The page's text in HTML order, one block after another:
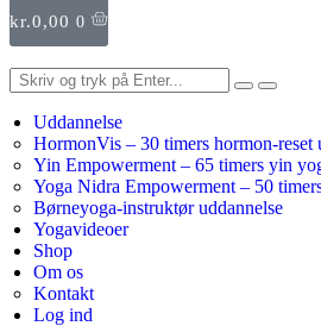
kr.0,00 0
Uddannelse
HormonVis – 30 timers hormon-reset
Yin Empowerment – 65 timers yin
Yoga Nidra Empowerment – 50
Børneyoga-instruktør uddannelse
Yogavideoer
Shop
Om os
Kontakt
Log ind